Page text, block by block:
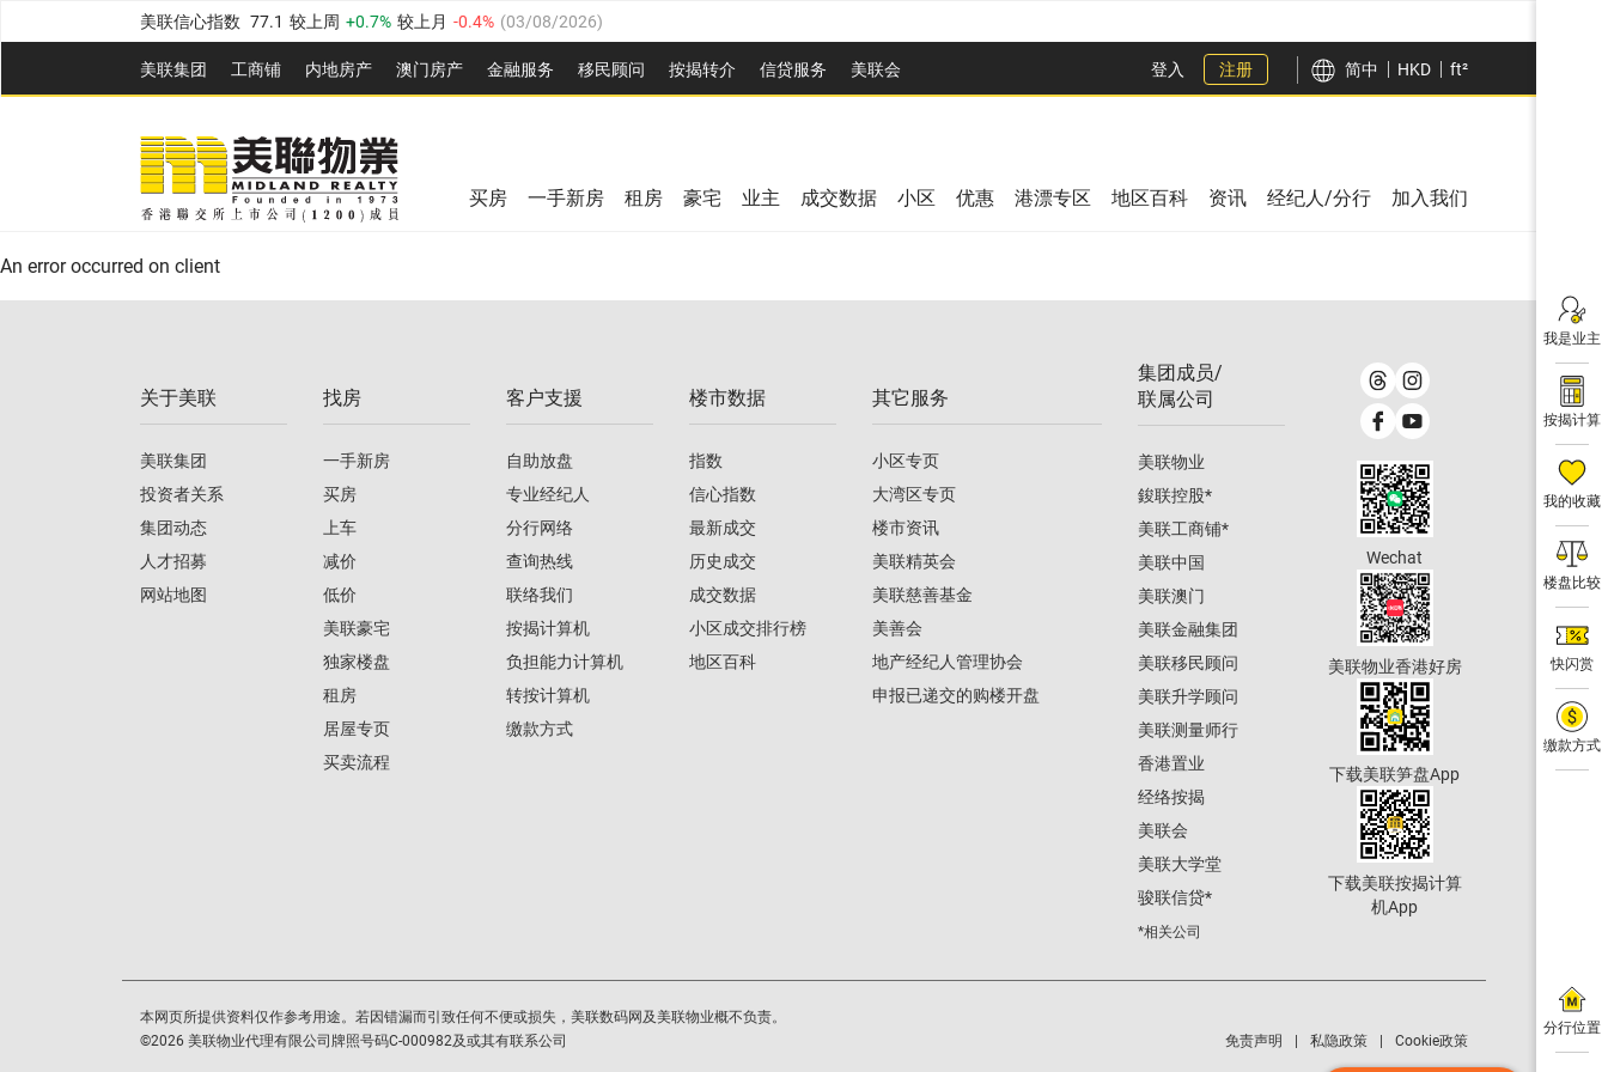
美联信心指数 77.1 较上周 0.7% 较上月 -0.4% (03/08/2026)
全港指数 149.1 较上周 0% 较上月 0.4% ( 03/08/2026
港岛指数 157.4 较上周 -0.3% 较上月 -0.8% (03/08/2026)
九龙指数 156.4 较上周 -0.1% 较上月
新界指数 134.8 较上周 0.1% 较上月 03/08/2026
美联信心指数 77.1 较上周 0.7% 较上月
美联集团 工商铺 内地房产 澳⻔房产 金融服务 移民顾问 按揭转介 信贷服务 美联会
全港指数 149.1 较上周 0% 较上月
美联信心指数 较上周 0.7% 03/08/2026
登入 注册 简中 HKD ft²
我是业主
按揭计算
我的收藏
楼盘比较
快闪赏
缴款方式
分行位置
买房 一手新房 租房 豪宅 业主 成交数据 小区 优惠 港漂专区 地区百科 资讯 经纪人/分行 加入我们
An error occurred on client
关于美联
美联集团
投资者关系
集团动态
人才招募
网站地图
找房
一手新房
买房
上车
减价
低价
美联豪宅
独家楼盘
租房
居屋专页
买卖流程
客户支援
自助放盘
专业经纪人
分行网络
查询热线
联络我们
按揭计算机
负担能力计算机
转按计算机
缴款方式
楼市数据
指数
信心指数
最新成交
历史成交
成交数据
小区成交排行榜
地区百科
其它服务
小区专页
大湾区专页
楼市资讯
美联精英会
美联慈善基金
美善会
地产经纪人管理协会
申报已递交的购楼开盘
集团成员/
联属公司
美联物业
鋑联控股*
美联工商铺*
美联中国
美联澳门
美联金融集团
美联移民顾问
美联升学顾问
美联测量师行
香港置业
经络按揭
美联会
美联大学堂
骏联信贷*
*相关公司
Wechat
美联物业香港好房
下载美联笋盘App
下载美联按揭计算
机App
本网页所提供资料仅作参考用途。若因错漏而引致任何不便或损失，美联数码网及美联物业概不负责。
©2026 美联物业代理有限公司牌照号码C-000982及或其有联系公司 免责声明 私隐政策 Cookie政策